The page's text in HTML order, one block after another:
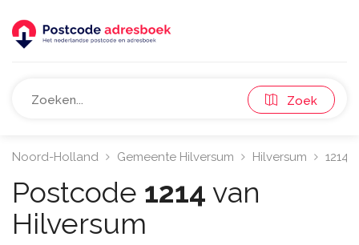
Zoek
Noord-Holland Gemeente Hilversum Hilversum 1214
Postcode 1214 van
Hilversum